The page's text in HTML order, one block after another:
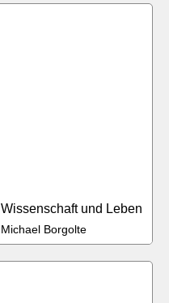
Wissenschaft und Leben
Michael Borgolte